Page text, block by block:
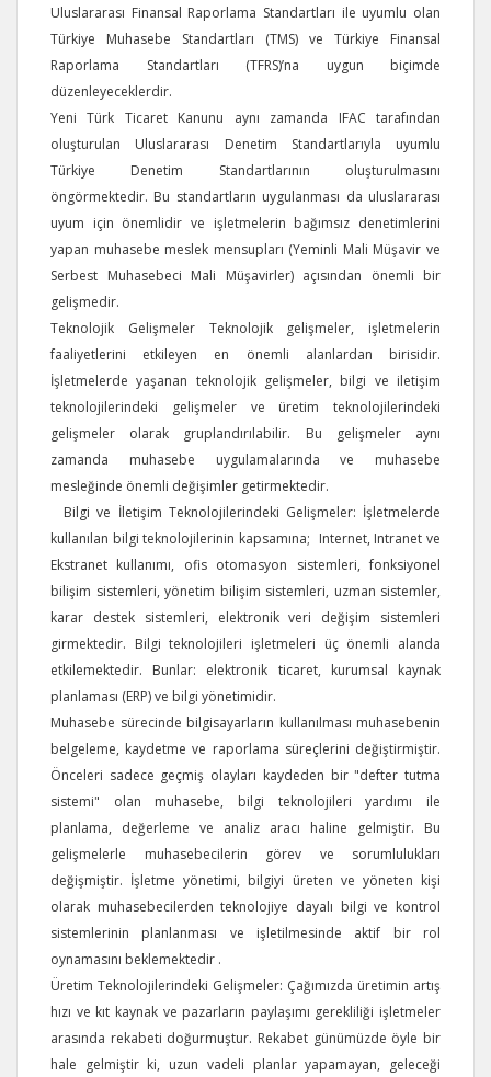
Uluslararası Finansal Raporlama Standartları ile uyumlu olan
Türkiye Muhasebe Standartları (TMS) ve Türkiye Finansal
Raporlama Standartları (TFRS)’na uygun biçimde
düzenleyeceklerdir.
Yeni Türk Ticaret Kanunu aynı zamanda IFAC tarafından
oluşturulan Uluslararası Denetim Standartlarıyla uyumlu
Türkiye Denetim Standartlarının oluşturulmasını
öngörmektedir. Bu standartların uygulanması da uluslararası
uyum için önemlidir ve işletmelerin bağımsız denetimlerini
yapan muhasebe meslek mensupları (Yeminli Mali Müşavir ve
Serbest Muhasebeci Mali Müşavirler) açısından önemli bir
gelişmedir.
Teknolojik Gelişmeler Teknolojik gelişmeler, işletmelerin
faaliyetlerini etkileyen en önemli alanlardan birisidir.
İşletmelerde yaşanan teknolojik gelişmeler, bilgi ve iletişim
teknolojilerindeki gelişmeler ve üretim teknolojilerindeki
gelişmeler olarak gruplandırılabilir. Bu gelişmeler aynı
zamanda muhasebe uygulamalarında ve muhasebe
mesleğinde önemli değişimler getirmektedir.
Bilgi ve İletişim Teknolojilerindeki Gelişmeler: İşletmelerde
kullanılan bilgi teknolojilerinin kapsamına; Internet, Intranet ve
Ekstranet kullanımı, ofis otomasyon sistemleri, fonksiyonel
bilişim sistemleri, yönetim bilişim sistemleri, uzman sistemler,
karar destek sistemleri, elektronik veri değişim sistemleri
girmektedir. Bilgi teknolojileri işletmeleri üç önemli alanda
etkilemektedir. Bunlar: elektronik ticaret, kurumsal kaynak
planlaması (ERP) ve bilgi yönetimidir.
Muhasebe sürecinde bilgisayarların kullanılması muhasebenin
belgeleme, kaydetme ve raporlama süreçlerini değiştirmiştir.
Önceleri sadece geçmiş olayları kaydeden bir "defter tutma
sistemi" olan muhasebe, bilgi teknolojileri yardımı ile
planlama, değerleme ve analiz aracı haline gelmiştir. Bu
gelişmelerle muhasebecilerin görev ve sorumlulukları
değişmiştir. İşletme yönetimi, bilgiyi üreten ve yöneten kişi
olarak muhasebecilerden teknolojiye dayalı bilgi ve kontrol
sistemlerinin planlanması ve işletilmesinde aktif bir rol
oynamasını beklemektedir .
Üretim Teknolojilerindeki Gelişmeler: Çağımızda üretimin artış
hızı ve kıt kaynak ve pazarların paylaşımı gerekliliği işletmeler
arasında rekabeti doğurmuştur. Rekabet günümüzde öyle bir
hale gelmiştir ki, uzun vadeli planlar yapamayan, geleceği